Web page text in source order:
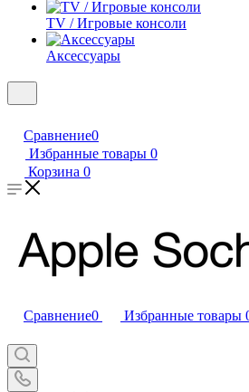
TV / Игровые консоли
Аксессуары
Сравнение0
Избранные товары 0
Корзина 0
Сравнение0 Избранные товары